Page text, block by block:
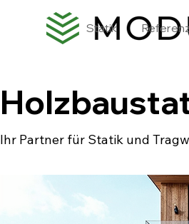
Statik
Ihr Partner für Statik und